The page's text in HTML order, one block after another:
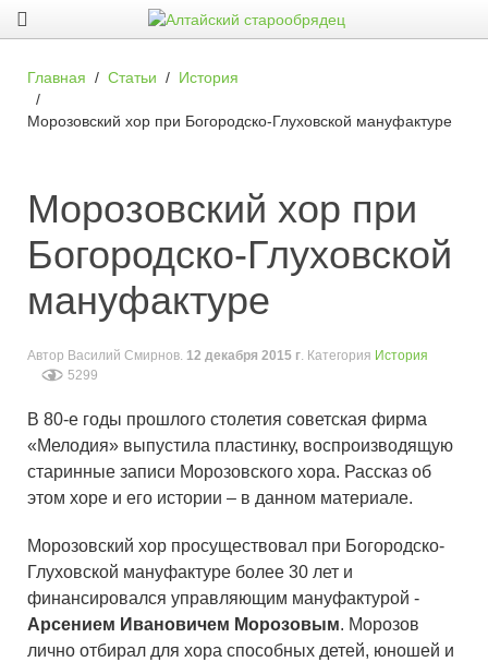
Главная Статьи История
Морозовский хор при Богородско-Глуховской мануфактуре
Морозовский хор при
Богородско-Глуховской
мануфактуре
Автор Василий Смирнов. 12 декабря 2015 г. Категория История
5299
В 80-е годы прошлого столетия советская фирма
«Мелодия» выпустила пластинку, воспроизводящую
старинные записи Морозовского хора. Рассказ об
этом хоре и его истории – в данном материале.
Морозовский хор просуществовал при Богородско-
Глуховской мануфактуре более 30 лет и
финансировался управляющим мануфактурой -
Арсением Ивановичем Морозовым. Морозов
лично отбирал для хора способных детей, юношей и